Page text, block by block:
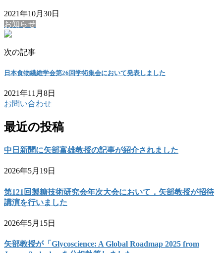
2021年10月30日
お知らせ
次の記事
日本食物繊維学会第26回学術集会において発表しました
2021年11月8日
お問い合わせ
最近の投稿
中日新聞に矢部富雄教授の記事が紹介されました
2026年5月19日
第121回製糖技術研究会年次大会において，矢部教授が招待
講演を行いました
2026年5月15日
矢部教授が「Glycoscience: A Global Roadmap 2025 from